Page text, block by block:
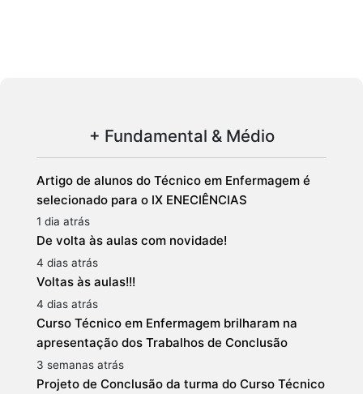
+ Fundamental & Médio
Artigo de alunos do Técnico em Enfermagem é
selecionado para o IX ENECIÊNCIAS
1 dia atrás
De volta às aulas com novidade!
4 dias atrás
Voltas às aulas!!!
4 dias atrás
Curso Técnico em Enfermagem brilharam na
apresentação dos Trabalhos de Conclusão
3 semanas atrás
Projeto de Conclusão da turma do Curso Técnico